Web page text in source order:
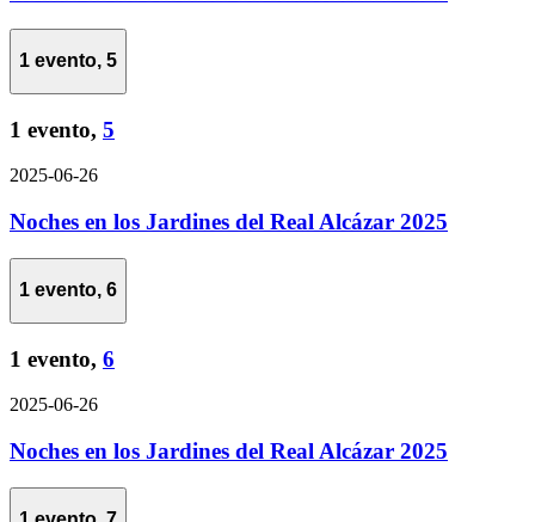
1 evento, 5
1 evento, 5
2025-06-26
Noches en los Jardines del Real Alcázar 2025
1 evento, 6
1 evento, 6
2025-06-26
Noches en los Jardines del Real Alcázar 2025